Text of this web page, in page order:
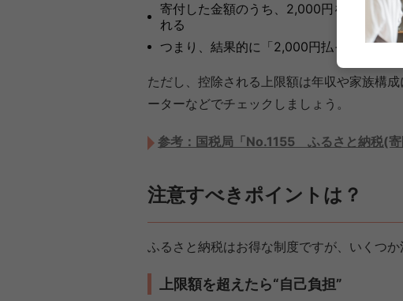
寄付した金額のうち、2,000円を超えた分
れる
つまり、結果的に「2,000円払って返礼品
ただし、控除される上限額は年収や家族構
ーターなどでチェックしましょう。
参考：国税局「No.1155 ふるさと納税(寄
注意すべきポイントは？
ふるさと納税はお得な制度ですが、いくつか
上限額を超えたら“自己負担”